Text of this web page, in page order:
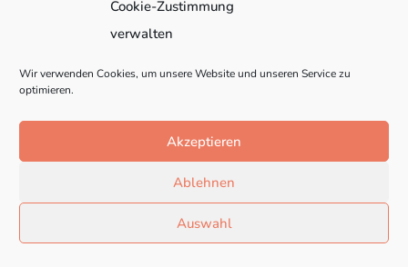
Cookie-Zustimmung
verwalten
Wir verwenden Cookies, um unsere Website und unseren Service zu
optimieren.
Akzeptieren
Ablehnen
Auswahl
Telefon:+43(0)6602624399